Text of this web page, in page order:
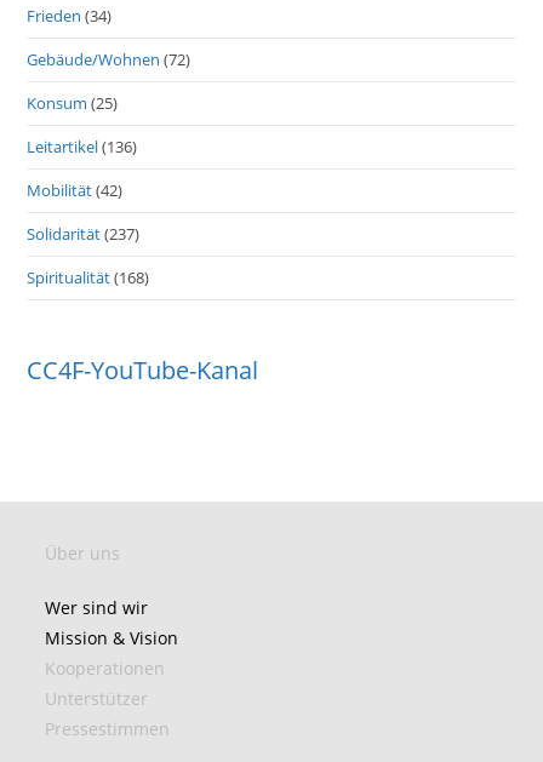
Frieden (34)
Gebäude/Wohnen (72)
Konsum (25)
Leitartikel(136)
Mobilität(42)
Solidarität(237)
Spiritualität(168)
CC4F-YouTube-Kanal
Über uns
Wer sind wir
Mission & Vision
Kooperationen
Unterstützer
Pressestimmen